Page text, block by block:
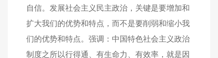
自信。发展社会主义民主政治，关键是要增加和
扩大我们的优势和特点，而不是要削弱和缩小我
们的优势和特点。强调：中国特色社会主义政治
制度之所以行得通、有生命力、有效率，就是因